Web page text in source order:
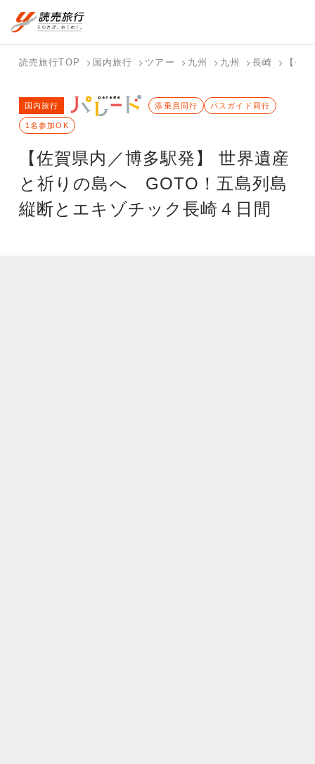
国内旅行トップ
バスツアー
を探す
個人旅行
（ブーケ）を探す
ら探す
探す
す
海外旅行トップ
海外特集か
ら探す
テーマから
探す
す
読売旅行TOP 国内旅行 ツアー 九州 九州 長崎 【佐
【佐賀県内／博多駅発】 世界遺産
と祈りの島へ GOTO！五島列島
縦断とエキゾチック長崎４日間
国内旅行 添乗員同行 バスガイド同行
1名参加OK